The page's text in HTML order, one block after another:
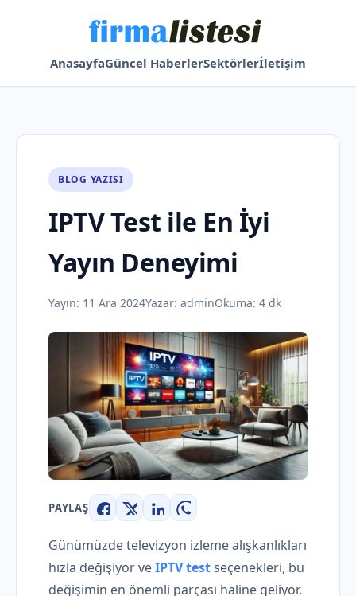
AnasayfaGüncel HaberlerSektörlerİletişim
BLOG YAZISI
IPTV Test ile En İyi
Yayın Deneyimi
Yayın: 11 Ara 2024Yazar: adminOkuma: 4 dk
PAYLAŞ
Facebook
X LinkedInWhatsApp
Günümüzde televizyon izleme alışkanlıkları
hızla değişiyor veIPTV testseçenekleri, bu
değişimin en önemli parçası haline geliyor.